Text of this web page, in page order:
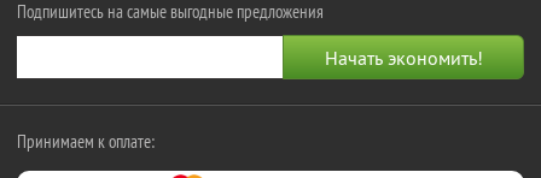
Подпишитесь на самые выгодные предложения
Принимаем к оплате: